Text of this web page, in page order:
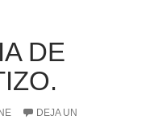
DE
DEJA UN